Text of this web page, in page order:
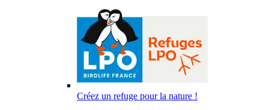
Créez un refuge pour la nature !